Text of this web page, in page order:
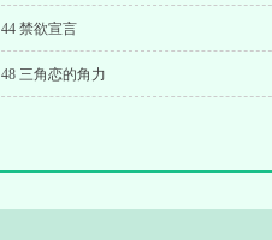
44 禁欲宣言
48 三角恋的角力